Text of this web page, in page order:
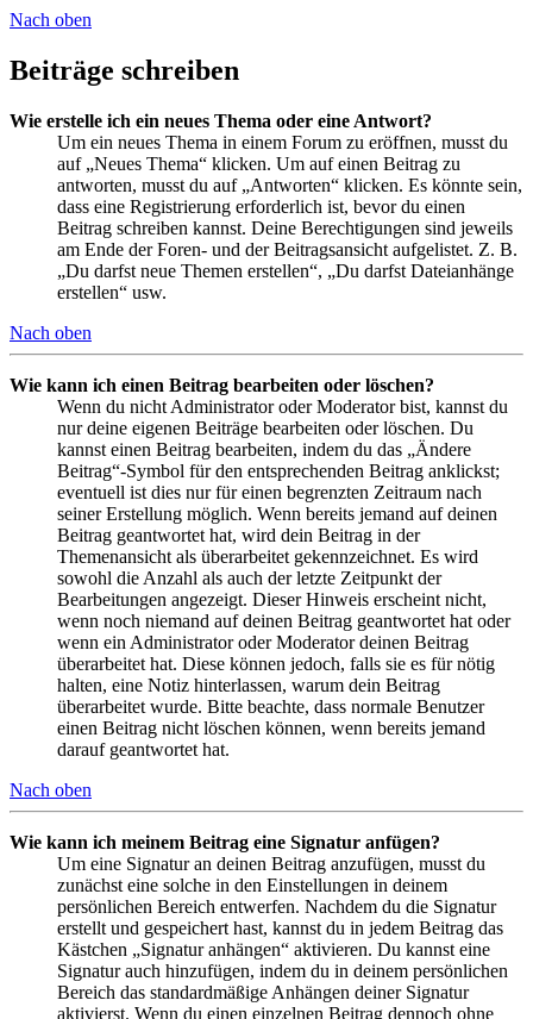
Nach oben
Beiträge schreiben
Wie erstelle ich ein neues Thema oder eine Antwort?
Um ein neues Thema in einem Forum zu eröffnen, musst du
auf „Neues Thema“ klicken. Um auf einen Beitrag zu
antworten, musst du auf „Antworten“ klicken. Es könnte sein,
dass eine Registrierung erforderlich ist, bevor du einen
Beitrag schreiben kannst. Deine Berechtigungen sind jeweils
am Ende der Foren- und der Beitragsansicht aufgelistet. Z. B.
„Du darfst neue Themen erstellen“, „Du darfst Dateianhänge
erstellen“ usw.
Nach oben
Wie kann ich einen Beitrag bearbeiten oder löschen?
Wenn du nicht Administrator oder Moderator bist, kannst du
nur deine eigenen Beiträge bearbeiten oder löschen. Du
kannst einen Beitrag bearbeiten, indem du das „Ändere
Beitrag“-Symbol für den entsprechenden Beitrag anklickst;
eventuell ist dies nur für einen begrenzten Zeitraum nach
seiner Erstellung möglich. Wenn bereits jemand auf deinen
Beitrag geantwortet hat, wird dein Beitrag in der
Themenansicht als überarbeitet gekennzeichnet. Es wird
sowohl die Anzahl als auch der letzte Zeitpunkt der
Bearbeitungen angezeigt. Dieser Hinweis erscheint nicht,
wenn noch niemand auf deinen Beitrag geantwortet hat oder
wenn ein Administrator oder Moderator deinen Beitrag
überarbeitet hat. Diese können jedoch, falls sie es für nötig
halten, eine Notiz hinterlassen, warum dein Beitrag
überarbeitet wurde. Bitte beachte, dass normale Benutzer
einen Beitrag nicht löschen können, wenn bereits jemand
darauf geantwortet hat.
Nach oben
Wie kann ich meinem Beitrag eine Signatur anfügen?
Um eine Signatur an deinen Beitrag anzufügen, musst du
zunächst eine solche in den Einstellungen in deinem
persönlichen Bereich entwerfen. Nachdem du die Signatur
erstellt und gespeichert hast, kannst du in jedem Beitrag das
Kästchen „Signatur anhängen“ aktivieren. Du kannst eine
Signatur auch hinzufügen, indem du in deinem persönlichen
Bereich das standardmäßige Anhängen deiner Signatur
aktivierst. Wenn du einen einzelnen Beitrag dennoch ohne